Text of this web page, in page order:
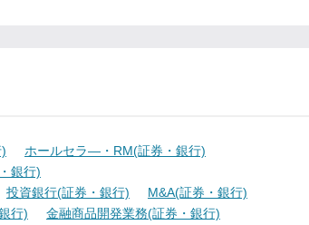
ホールセラ―・RM(証券・銀行)
銀行)
投資銀行(証券・銀行)
M&A(証券・銀行)
行)
金融商品開発業務(証券・銀行)